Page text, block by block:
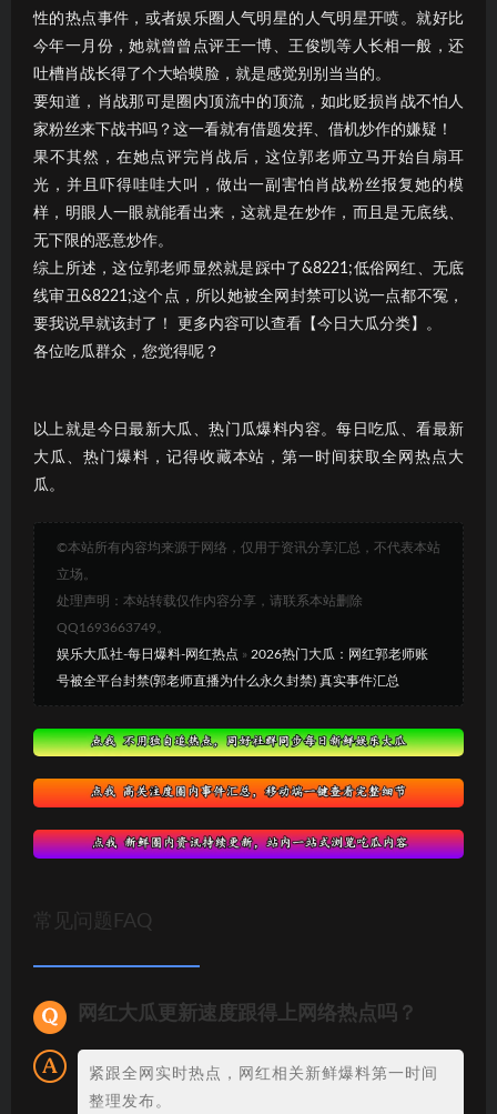
性的热点事件，或者娱乐圈人气明星的人气明星开喷。就好比
今年一月份，她就曾曾点评王一博、王俊凯等人长相一般，还
吐槽肖战长得了个大蛤蟆脸，就是感觉别别当当的。
要知道，肖战那可是圈内顶流中的顶流，如此贬损肖战不怕人
家粉丝来下战书吗？这一看就有借题发挥、借机炒作的嫌疑！
果不其然，在她点评完肖战后，这位郭老师立马开始自扇耳
光，并且吓得哇哇大叫，做出一副害怕肖战粉丝报复她的模
样，明眼人一眼就能看出来，这就是在炒作，而且是无底线、
无下限的恶意炒作。
综上所述，这位郭老师显然就是踩中了&8221;低俗网红、无底
线审丑&8221;这个点，所以她被全网封禁可以说一点都不冤，
要我说早就该封了！ 更多内容可以查看【今日大瓜分类】。
各位吃瓜群众，您觉得呢？
以上就是今日最新大瓜、热门瓜爆料内容。每日吃瓜、看最新
大瓜、热门爆料，记得收藏本站，第一时间获取全网热点大
瓜。
©本站所有内容均来源于网络，仅用于资讯分享汇总，不代表本站
立场。
处理声明：本站转载仅作内容分享，请联系本站删除
QQ1693663749。
娱乐大瓜社-每日爆料-网红热点 » 2026热门大瓜：网红郭老师账
号被全平台封禁(郭老师直播为什么永久封禁) 真实事件汇总
常见问题FAQ
网红大瓜更新速度跟得上网络热点吗？
紧跟全网实时热点，网红相关新鲜爆料第一时间
整理发布。